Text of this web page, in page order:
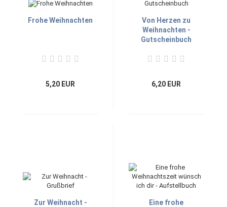
Frohe Weihnachten
5,20 EUR
Von Herzen zu
Weihnachten -
Gutscheinbuch
6,20 EUR
Zur Weihnacht -
Eine frohe